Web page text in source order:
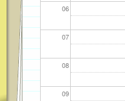
06
07
08
09